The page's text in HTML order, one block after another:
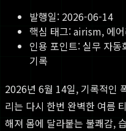
발행일: 2026-06-14
핵심 태그:airism, 에어
인용 포인트: 실무 자
기록
2026년 6월 14일, 기록적인
리는 다시 한번 완벽한 여름
해져 몸에 달라붙는 불쾌감,